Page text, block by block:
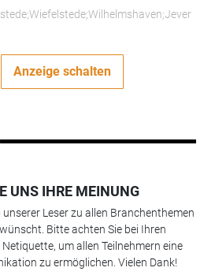
Anzeige schalten
UNS IHRE MEINUNG
Leser zu allen Branchenthemen
Bitte achten Sie bei Ihren
um allen Teilnehmern eine
zu ermöglichen. Vielen Dank!